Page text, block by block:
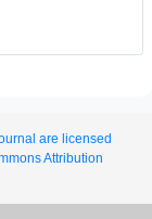
are licensed
Attribution